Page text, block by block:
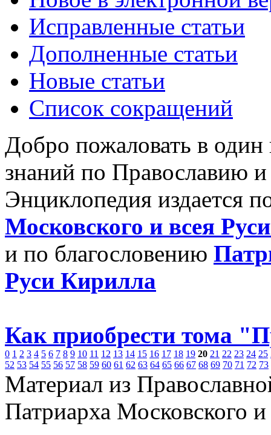
Исправленные статьи
Дополненные статьи
Новые статьи
Список сокращений
Добро пожаловать в
знаний по Православию
Энциклопедия издается
Московского и всея
и по благословению
Руси Кирилла
Как приобрести тома
0 1 2 3 4 5 6 7 8 9 10 11 12 13 14 15 16 17 18 19 20 21 22 23 24 25
52 53 54 55 56 57 58 59 60 61 62 63 64 65 66 67 68 69 70 71 72 73
Материал из
Патриарха Московского